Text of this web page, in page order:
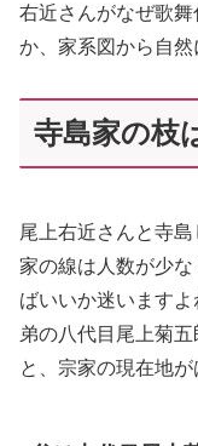
右近さんがなぜ歌
か、家系図から自然
寺島家の枝
尾上右近さんと寺
家の線は人数が少
ばいいか迷いますよ
弟の八代目尾上菊
と、宗家の現在地が